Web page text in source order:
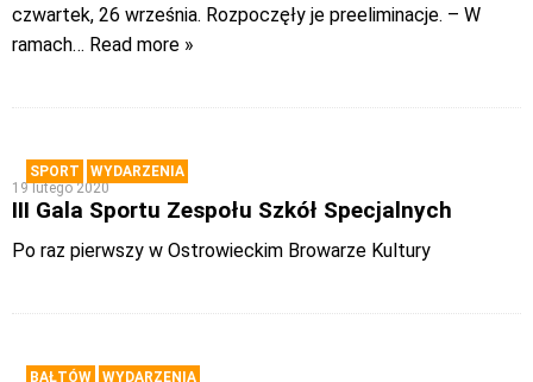
czwartek, 26 września. Rozpoczęły je preeliminacje. – W
ramach… Read more »
SPORT
WYDARZENIA
19 lutego 2020
III Gala Sportu Zespołu Szkół Specjalnych
Po raz pierwszy w Ostrowieckim Browarze Kultury
BAŁTÓW WYDARZENIA